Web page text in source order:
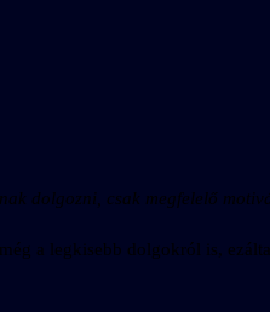
dolgozni, csak megfelelő
a legkisebb dolgokról is,